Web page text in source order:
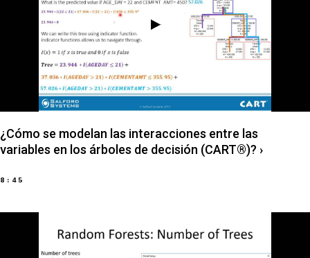
¿Cómo se modelan las interacciones entre las
variables en los árboles de decisión (CART®)? ›
8:45